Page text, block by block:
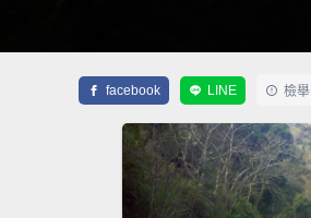
facebook LINE 檢舉